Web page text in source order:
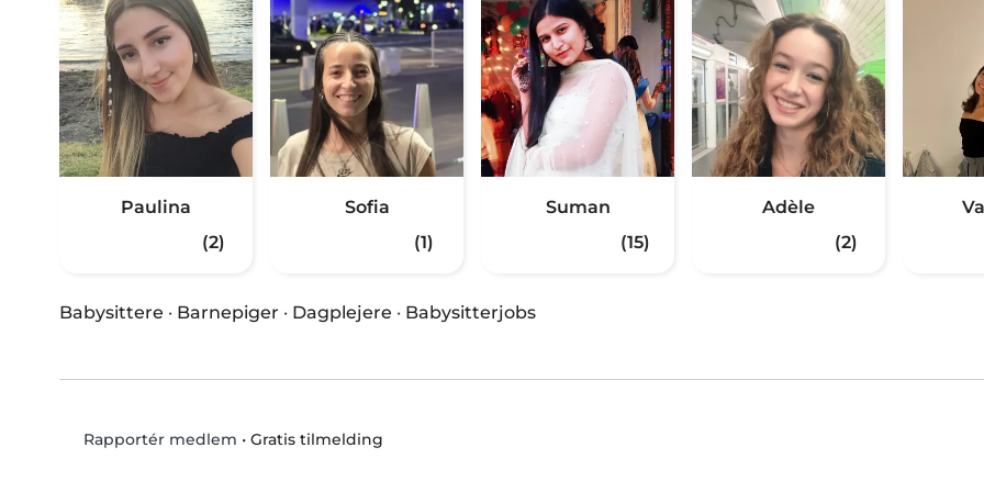
Paulina
(2)
Sofia
(1)
Suman
(15)
Adèle
(2)
Babysittere · Barnepiger · Dagplejere · Babysitterjobs
Rapportér medlem • Gratis tilmelding